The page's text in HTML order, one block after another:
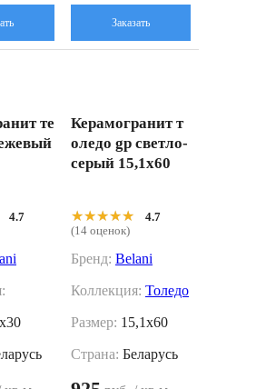
Заказать
те
4.7
Керамогранит т
оледо gp светло-
серый 15,1x60
★★★★★
★★★★★
4.7
(14 оценок)
Бренд: Belani
Коллекция: Толедо
Размер: 15,1x60
Страна: Беларусь